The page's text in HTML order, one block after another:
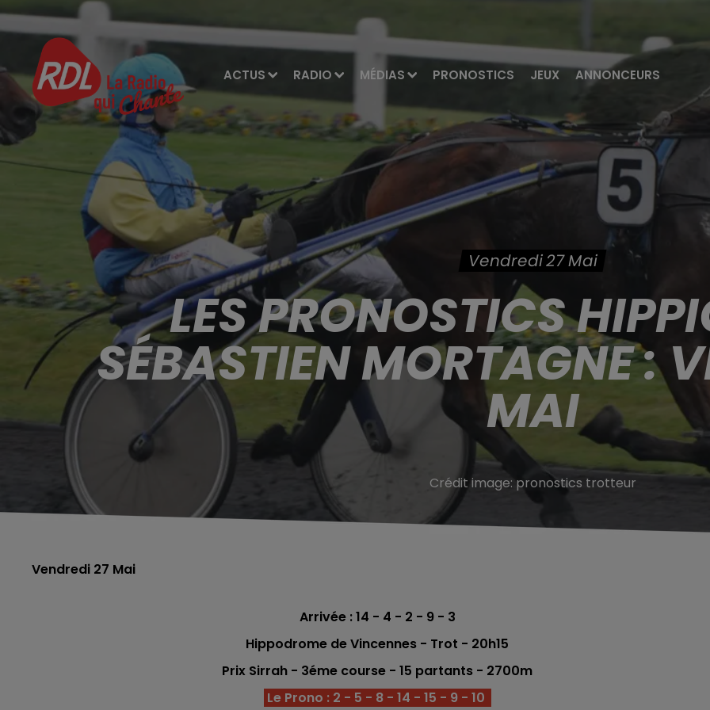
ACTUS RADIO MÉDIAS PRONOSTICS JEUX ANNONCEURS
Vendredi 27 Mai
LES PRONOSTICS
SÉBASTIEN MORTAGNE :
MAI
Crédit image: pronostics trotteur
Vendredi 27 Mai
Arrivée : 14 - 4 - 2 - 9 - 3
Hippodrome de Vincennes - Trot - 20h15
Prix Sirrah - 3éme course - 15 partants - 2700m
Le Prono : 2 - 5 - 8 - 14 - 15 - 9 - 10